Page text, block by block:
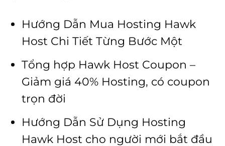
Hướng Dẫn Mua Hosting Hawk
Host Chi Tiết Từng Bước Một
Tổng hợp Hawk Host Coupon –
Giảm giá 40% Hosting, có coupon
trọn đời
Hướng Dẫn Sử Dụng Hosting
Hawk Host cho người mới bắt đầu